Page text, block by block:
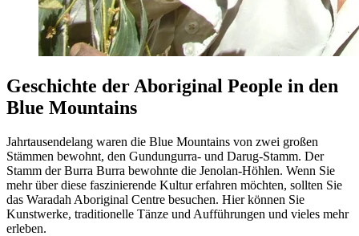
Geschichte der Aboriginal People in den
Blue Mountains
Jahrtausendelang waren die Blue Mountains von zwei großen
Stämmen bewohnt, den Gundungurra- und Darug-Stamm. Der
Stamm der Burra Burra bewohnte die Jenolan-Höhlen. Wenn Sie
mehr über diese faszinierende Kultur erfahren möchten, sollten Sie
das Waradah Aboriginal Centre besuchen. Hier können Sie
Kunstwerke, traditionelle Tänze und Aufführungen und vieles mehr
erleben.